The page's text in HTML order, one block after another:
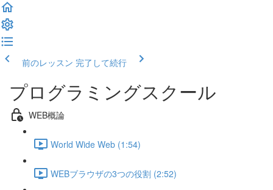
前のレッスン 完了して続行
プログラミングスクール
WEB概論
World Wide Web (1:54)
WEBブラウザの3つの役割 (2:52)